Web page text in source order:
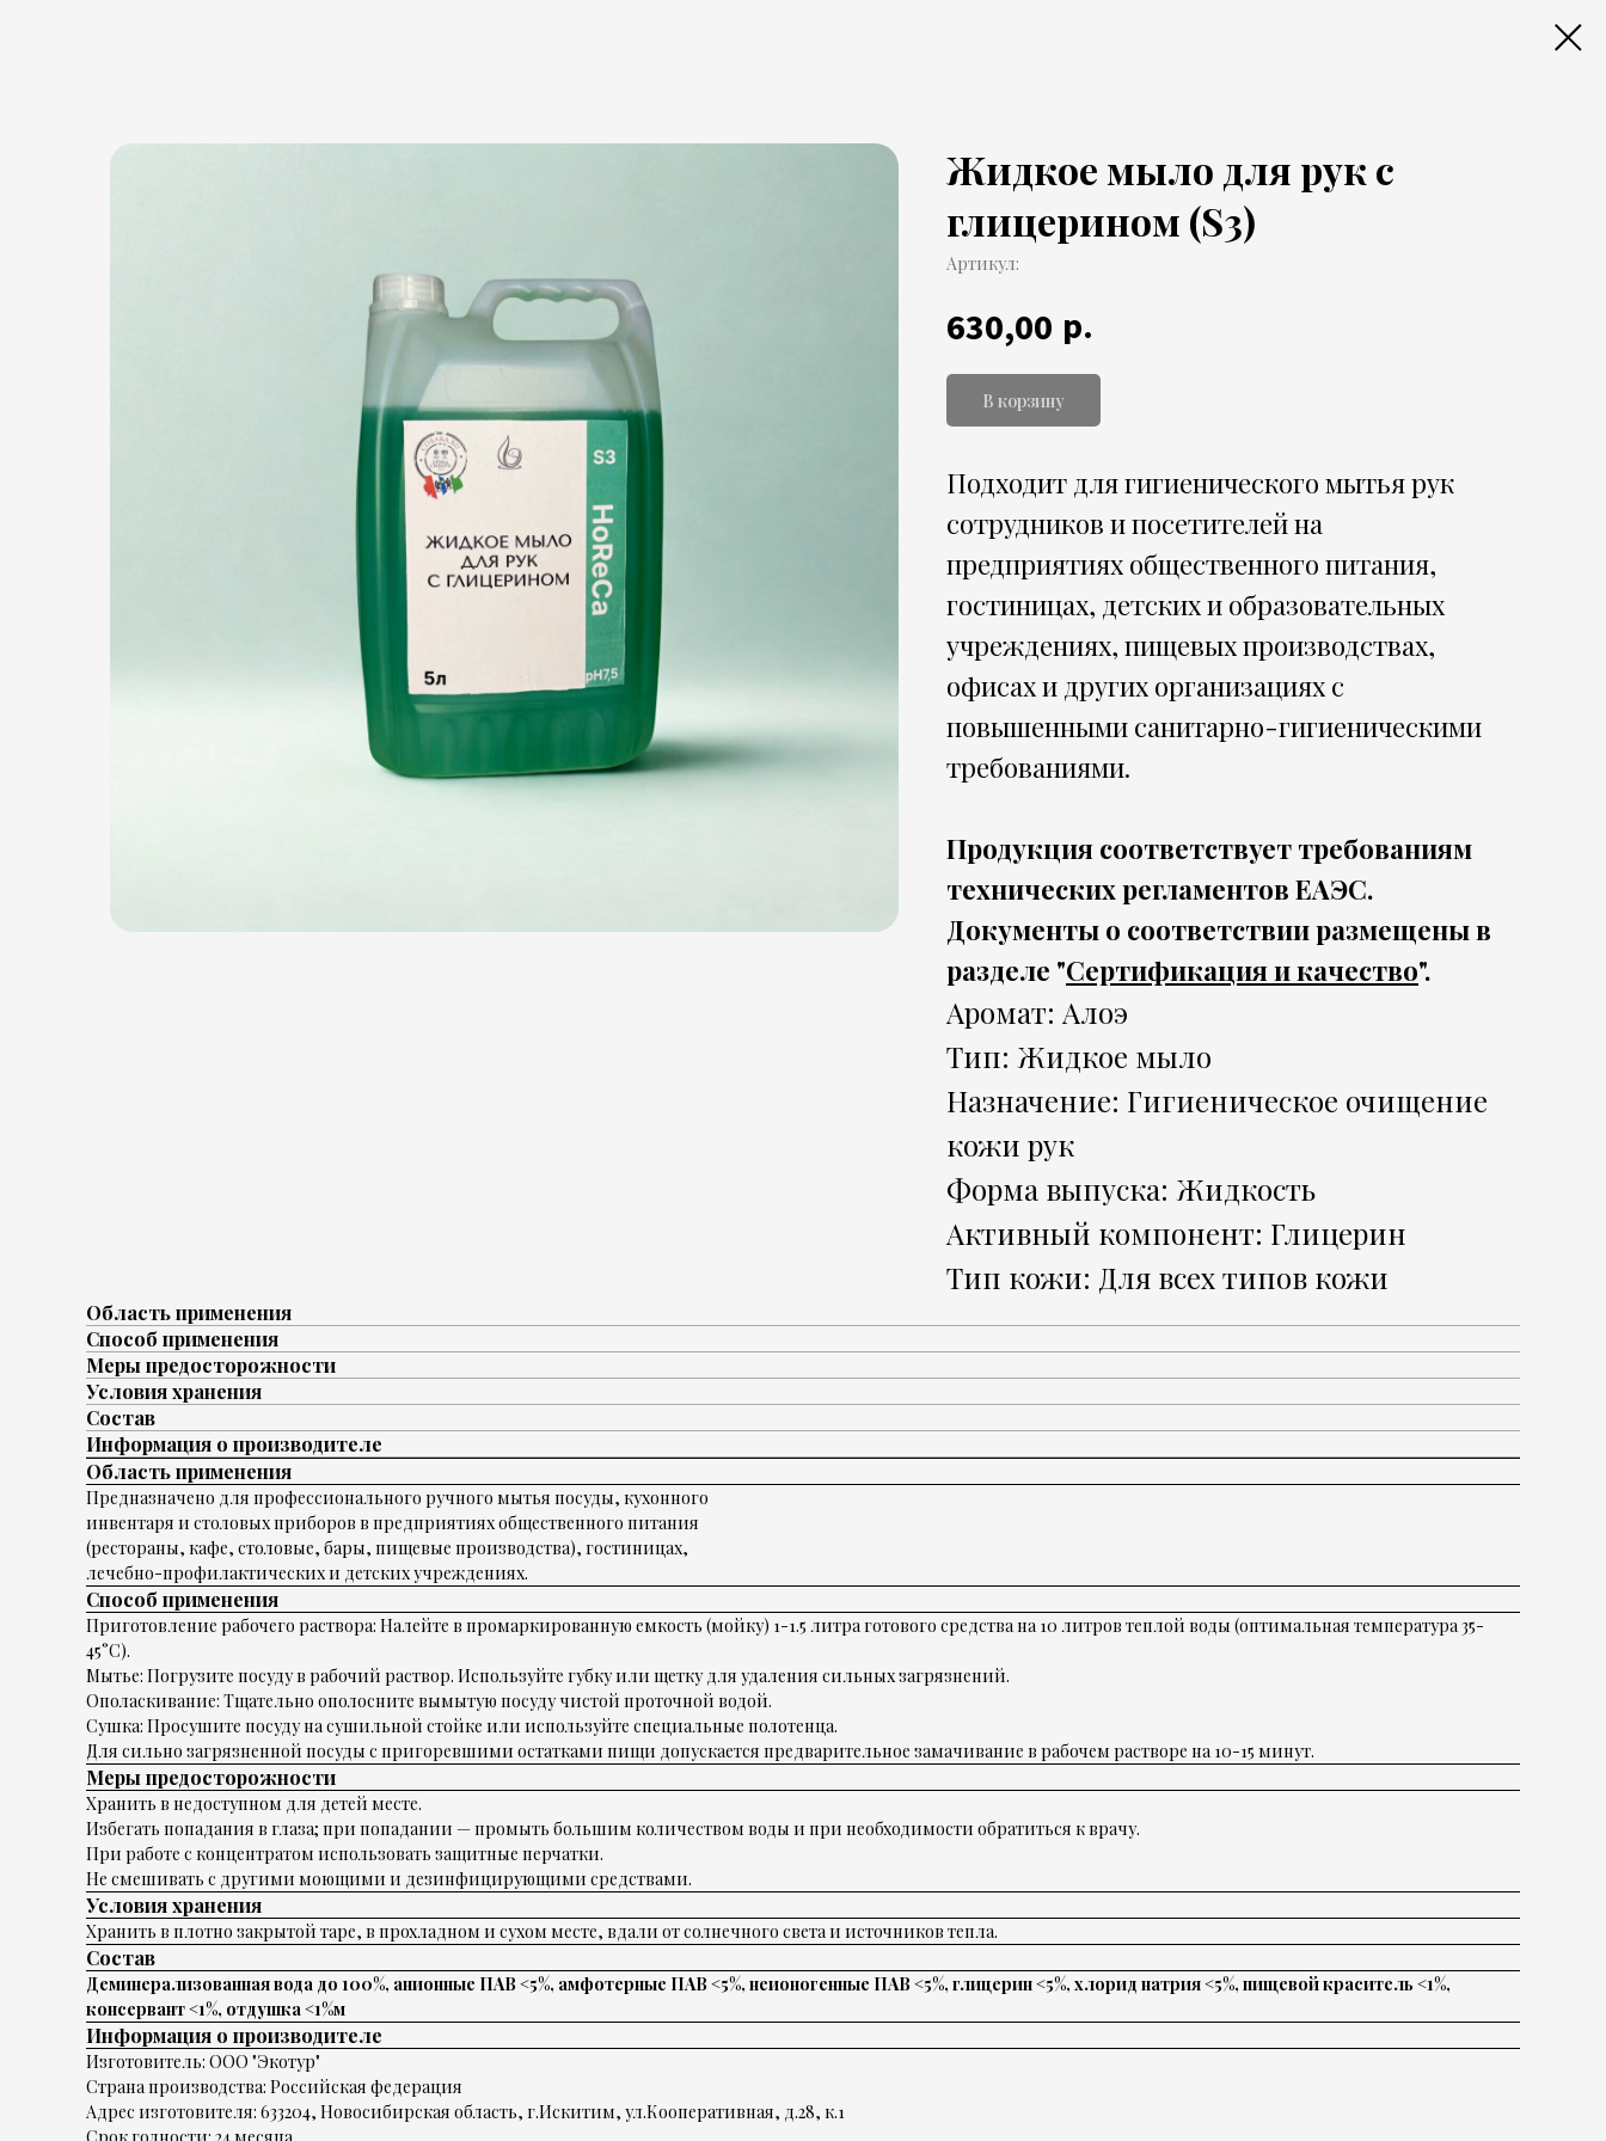
Жидкое мыло для рук с
глицерином (S3)
Артикул:
630,00 р.
В корзину
Подходит для гигиенического мытья рук
сотрудников и посетителей на
предприятиях общественного питания,
гостиницах, детских и образовательных
учреждениях, пищевых производствах,
офисах и других организациях с
повышенными санитарно-гигиеническими
требованиями.
Продукция соответствует требованиям
технических регламентов ЕАЭС.
Документы о соответствии размещены в
разделе "Сертификация и качество".
Аромат: Алоэ
Тип: Жидкое мыло
Назначение: Гигиеническое очищение
кожи рук
Форма выпуска: Жидкость
Активный компонент: Глицерин
Тип кожи: Для всех типов кожи
Область применения
Способ применения
Меры предосторожности
Условия хранения
Состав
Информация о производителе
Область применения
Предназначено для профессионального ручного мытья посуды, кухонного
инвентаря и столовых приборов в предприятиях общественного питания
(рестораны, кафе, столовые, бары, пищевые производства), гостиницах,
лечебно-профилактических и детских учреждениях.
Способ применения
Приготовление рабочего раствора: Налейте в промаркированную емкость (мойку) 1-1.5 литра готового средства на 10 литров теплой воды (оптимальная температура 35-
45°C).
Мытье: Погрузите посуду в рабочий раствор. Используйте губку или щетку для удаления сильных загрязнений.
Ополаскивание: Тщательно ополосните вымытую посуду чистой проточной водой.
Сушка: Просушите посуду на сушильной стойке или используйте специальные полотенца.
Для сильно загрязненной посуды с пригоревшими остатками пищи допускается предварительное замачивание в рабочем растворе на 10-15 минут.
Меры предосторожности
Хранить в недоступном для детей месте.
Избегать попадания в глаза; при попадании — промыть большим количеством воды и при необходимости обратиться к врачу.
При работе с концентратом использовать защитные перчатки.
Не смешивать с другими моющими и дезинфицирующими средствами.
Условия хранения
Хранить в плотно закрытой таре, в прохладном и сухом месте, вдали от солнечного света и источников тепла.
Состав
Деминерализованная вода до 100%, анионные ПАВ <5%, амфотерные ПАВ <5%, неионогенные ПАВ <5%, глицерин <5%, хлорид натрия <5%, пищевой краситель <1%,
консервант <1%, отдушка <1%м
Информация о производителе
Изготовитель: ООО "Экотур"
Страна производства: Российская федерация
Адрес изготовителя: 633204, Новосибирская область, г.Искитим, ул.Кооперативная, д.28, к.1